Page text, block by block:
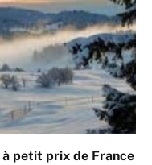
petit prix de France